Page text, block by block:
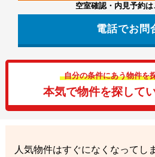
空室確認・内見予約
電話でお問
自分の条件にあう物件を
本気で物件を探して
人気物件はすぐになくなってし